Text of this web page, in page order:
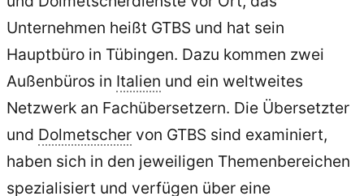
Unternehmen heißt GTBS und hat sein
Hauptbüro in Tübingen. Dazu kommen zwei
Außenbüros in Italien und ein weltweites
Netzwerk an Fachübersetzern. Die Übersetzter
und Dolmetscher von GTBS sind examiniert,
haben sich in den jeweiligen Themenbereichen
spezialisiert und verfügen über eine